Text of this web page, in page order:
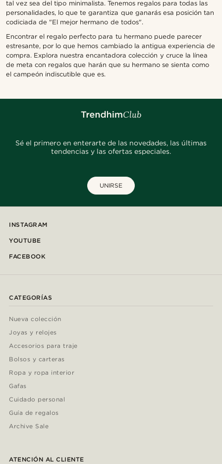
tal vez sea del tipo minimalista. Tenemos regalos para todas las
personalidades, lo que te garantiza que ganarás esa posición tan
codiciada de "El mejor hermano de todos".
Encontrar el regalo perfecto para tu hermano puede parecer
estresante, por lo que hemos cambiado la antigua experiencia de
compra. Explora nuestra encantadora colección y cruce la línea
de meta con regalos que harán que su hermano se sienta como
el campeón indiscutible que es.
Sé el primero en enterarte de las novedades, las últimas
tendencias y las ofertas especiales.
UNIRSE
INSTAGRAM
YOUTUBE
FACEBOOK
CATEGORÍAS
Nueva colección
Joyas y relojes
Accesorios para traje
Bolsos y carteras
Ropa y ropa interior
Gafas
Cuidado personal
Guía de regalos
Archive Sale
ATENCIÓN AL CLIENTE